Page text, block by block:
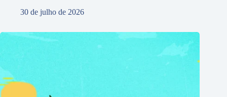
30 de julho de 2026